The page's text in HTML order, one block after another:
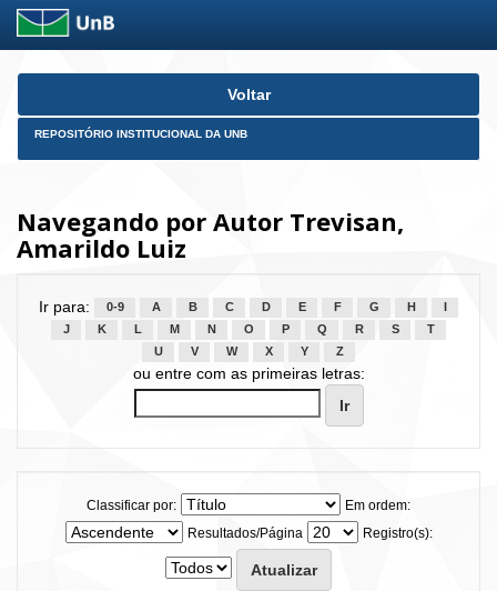
Skip
Voltar
REPOSITÓRIO INSTITUCIONAL DA UNB
Navegando por Autor Trevisan,
Amarildo Luiz
Ir para: 0-9 A B C D E F G H
J
K L M N O P Q R S
T
U
V W X Y Z
ou entre com as primeiras letras:
Classificar por:
Em ordem:
Resultados/Página
Registro(s):